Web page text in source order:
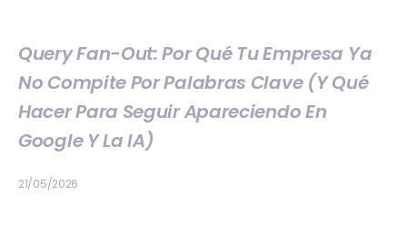
Query Fan-Out: Por Qué Tu Empresa Ya
No Compite Por Palabras Clave (y Qué
Hacer Para Seguir Apareciendo En
Google Y La IA)
21/05/2026